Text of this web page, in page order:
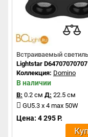
Встраиваемый
Lightstar D64707070707
Коллекция: Domino
В наличии
В: 0.2 см Д: 22.5 см
GU5.3 x 4 max 50W
Цена: 4 295 Р.